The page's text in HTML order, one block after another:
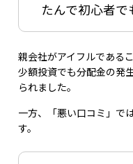
たんで初心者
親会社がアイフルである
少額投資でも分配金の発
られました。
一方、「悪い口コミ」で
す。